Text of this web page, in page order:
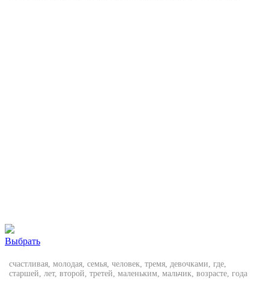
Выбрать
счастливая, молодая, семья, человек, тремя, девочками, где,
старшей, лет, второй, третей, маленьким, мальчик, возрасте, года